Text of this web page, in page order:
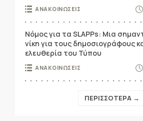
ΑΝΑΚΟΙΝΩΣΕΙΣ
Νόμος για τα SLAPPs: Μια
νίκη για τους δημοσιογράφους
ελευθερία του Τύπου
ΑΝΑΚΟΙΝΩΣΕΙΣ
ΠΕΡΙΣΣΟΤΕΡΑ →